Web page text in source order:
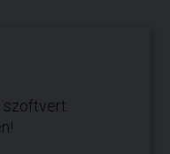
szoftvert.